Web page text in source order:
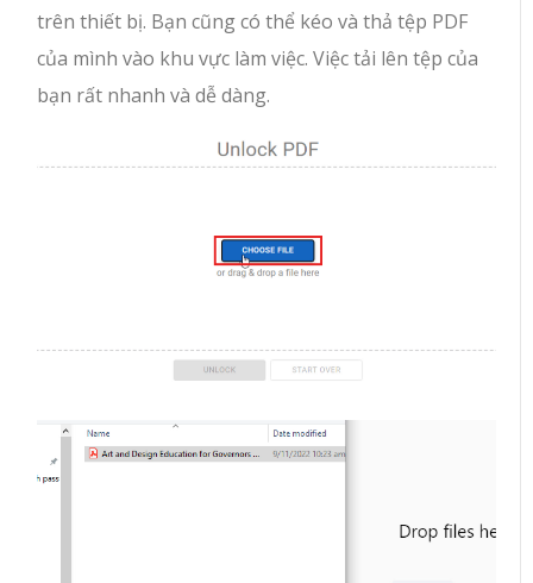
trên thiết bị. Bạn cũng có thể kéo và thả tệp PDF
của mình vào khu vực làm việc. Việc tải lên tệp của
bạn rất nhanh và dễ dàng.